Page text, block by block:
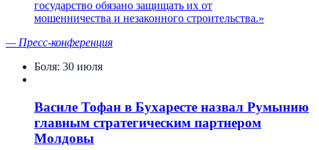
государство обязано защищать их от
мошенничества и незаконного строительства.»
— Пресс-конференция
Боля: 30 июля
Василе Тофан в Бухаресте назвал Румынию
главным стратегическим партнером
Молдовы